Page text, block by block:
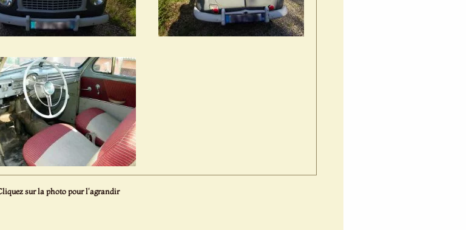
sur la photo pour l'agrandir